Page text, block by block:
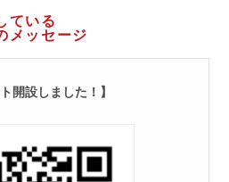
ている
メッセージ
開設しました！】